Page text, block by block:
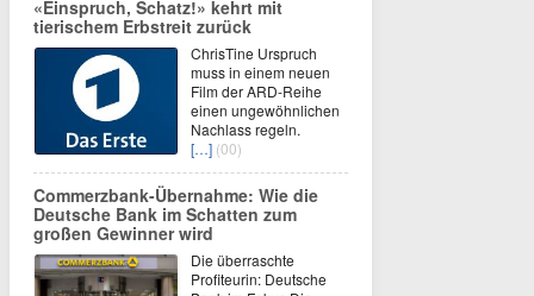
«Einspruch, Schatz!» kehrt mit
tierischem Erbstreit zurück
ChrisTine Urspruch
muss in einem neuen
Film der ARD-Reihe
einen ungewöhnlichen
Nachlass regeln.
[…] (00)
Commerzbank-Übernahme: Wie die
Deutsche Bank im Schatten zum
großen Gewinner wird
Die überraschte
Profiteurin: Deutsche